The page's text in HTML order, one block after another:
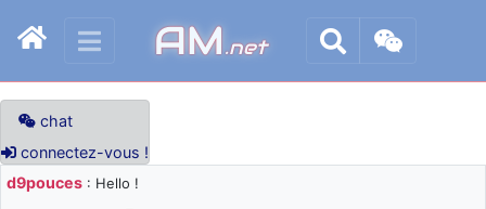
AM.net
chat
connectez-vous !
d9pouces : Hello !